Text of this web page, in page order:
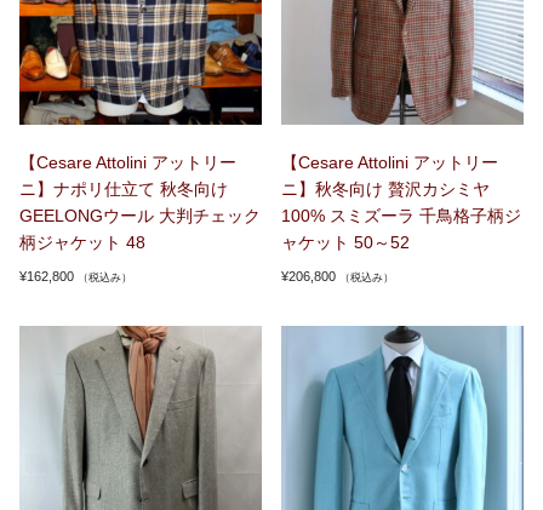
【Cesare Attolini アットリー
ニ】ナポリ仕立て 秋冬向け
GEELONGウール 大判チェック
柄ジャケット 48
¥162,800 （税込み）
【Cesare Attolini アットリー
ニ】秋冬向け 贅沢カシミヤ
100% スミズーラ 千鳥格子柄ジ
ャケット 50～52
¥206,800 （税込み）